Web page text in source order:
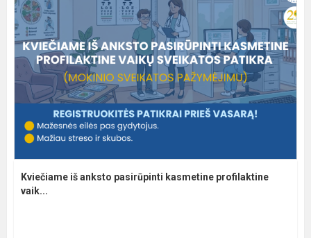
Kviečiame iš anksto pasirūpinti kasmetine profilaktine
vaik...